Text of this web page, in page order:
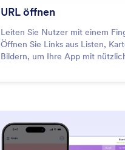
URL öffnen
Leiten Sie Nutzer mit einem
Öffnen Sie Links aus Listen,
Bildern, um Ihre App mit